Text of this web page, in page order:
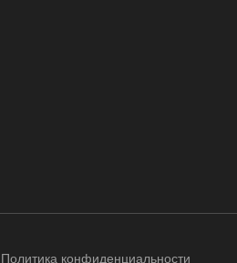
Политика конфиденциальности